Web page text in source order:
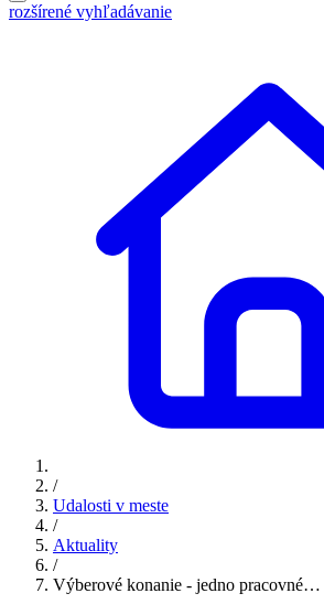
rozšírené vyhľadávanie
/
Udalosti v meste
/
Aktuality
/
Výberové konanie - jedno pracovné…